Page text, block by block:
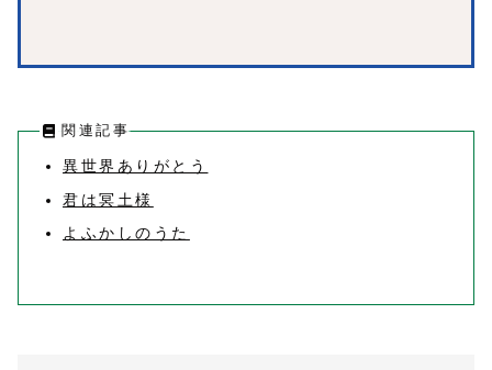
関連記事
異世界ありがとう
君は冥土様
よふかしのうた